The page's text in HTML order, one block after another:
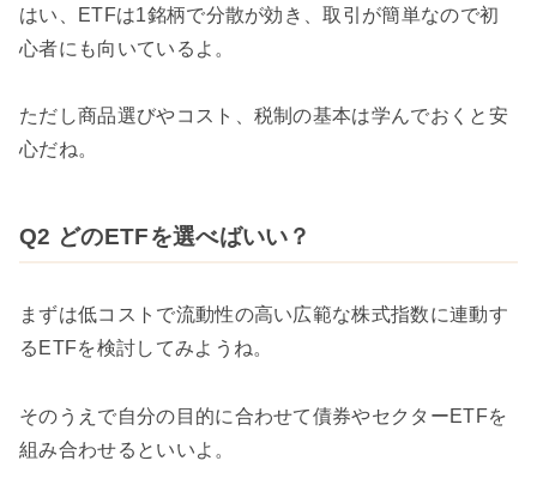
はい、ETFは1銘柄で分散が効き、取引が簡単なので初
心者にも向いているよ。
ただし商品選びやコスト、税制の基本は学んでおくと安
心だね。
Q2 どのETFを選べばいい？
まずは低コストで流動性の高い広範な株式指数に連動す
るETFを検討してみようね。
そのうえで自分の目的に合わせて債券やセクターETFを
組み合わせるといいよ。